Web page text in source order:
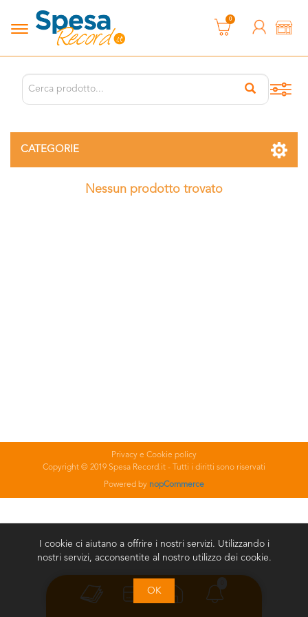
0
CATEGORIE
Nessun prodotto trovato
Privacy e Cookie policy
Copyright © 2019 Spesa Record.it - Tutti i diritti sono riservati
Powered by nopCommerce
I cookie ci aiutano a offrire i nostri servizi. Utilizzando i
nostri servizi, acconsentite al nostro utilizzo dei cookie.
OK